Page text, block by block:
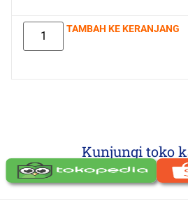
TAMBAH KE KERANJANG
Kunjungi toko